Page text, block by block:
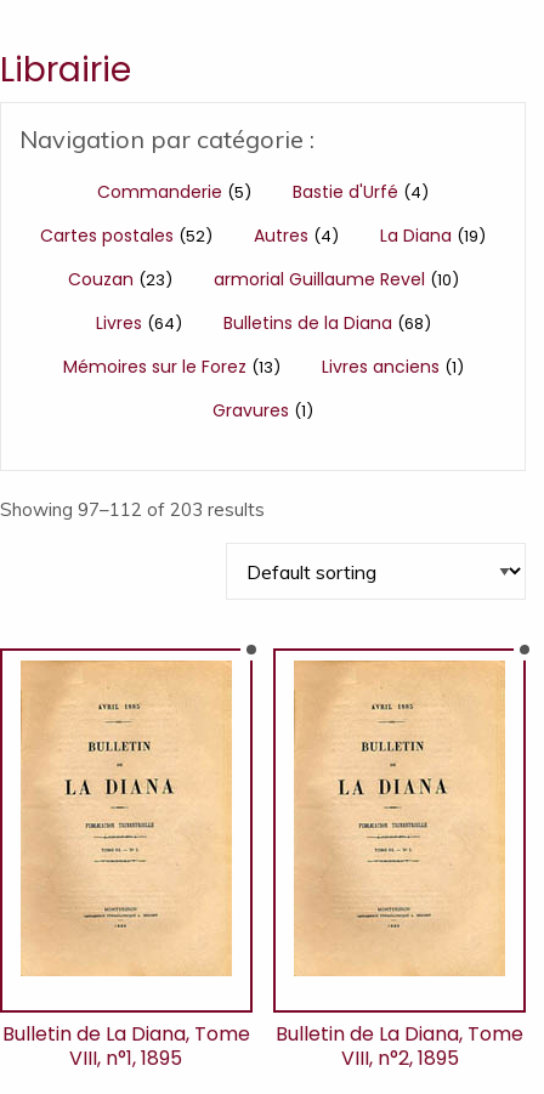
Librairie
Navigation par catégorie :
Commanderie (5) Bastie d'Urfé (4)
Cartes postales (52) Autres (4) La Diana (19)
Couzan (23) armorial Guillaume Revel (10)
Livres (64) Bulletins de la Diana (68)
Mémoires sur le Forez (13) Livres anciens (1)
Gravures (1)
Showing 97–112 of 203 results
Bulletin de La Diana, Tome
VIII, n°1, 1895
Bulletin de La Diana, Tome
VIII, n°2, 1895